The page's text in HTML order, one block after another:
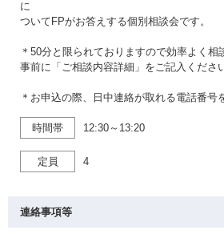
に
ついてFPがお答えする個別相談会です。
＊50分と限られておりますので効率よく相
事前に「ご相談内容詳細」をご記入くださ
＊お申込の際、日中連絡が取れる電話番号
時間帯 12:30～13:20
定員 4
連絡事項等